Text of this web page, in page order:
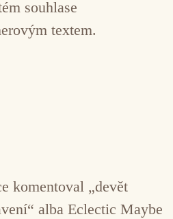
souhlase
textem.
komentoval „devět
alba Eclectic Maybe